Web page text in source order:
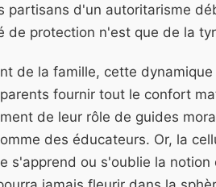
partisans d'un autoritarisme
de protection n'est que de la
de la famille, cette
fournir tout le confort
de leur rôle de guides
des éducateurs. Or, la
s'apprend ou s'oublie la